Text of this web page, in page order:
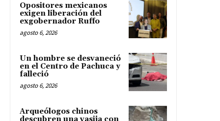
Opositores mexicanos
exigen liberación del
exgobernador Ruffo
agosto 6, 2026
Un hombre se desvaneció
en el Centro de Pachuca y
falleció
agosto 6, 2026
Arqueólogos chinos